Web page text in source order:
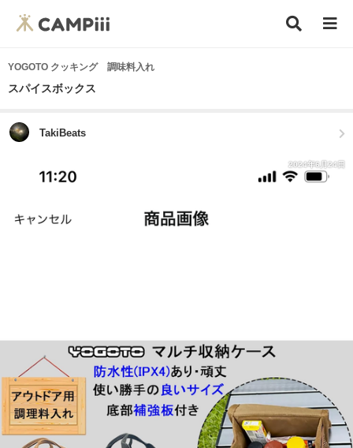
YOGOTO クッキング 調味料入れ
スパイスボックス
TakiBeats
2024年6月24日